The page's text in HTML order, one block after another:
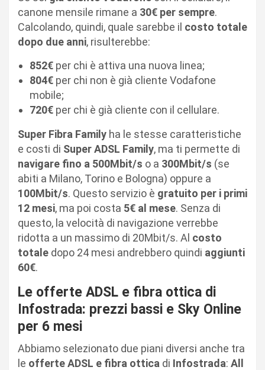
canone mensile rimane a 30€ per sempre.
Calcolando, quindi, quale sarebbe il costo totale
dopo due anni, risulterebbe:
852€ per chi è attiva una nuova linea;
804€ per chi non è già cliente Vodafone
mobile;
720€ per chi è già cliente con il cellulare.
Super Fibra Family ha le stesse caratteristiche
e costi di Super ADSL Family, ma ti permette di
navigare fino a 500Mbit/s o a 300Mbit/s (se
abiti a Milano, Torino e Bologna) oppure a
100Mbit/s. Questo servizio è gratuito per i primi
12 mesi, ma poi costa 5€ al mese. Senza di
questo, la velocità di navigazione verrebbe
ridotta a un massimo di 20Mbit/s. Al costo
totale dopo 24 mesi andrebbero quindi aggiunti
60€.
Le offerte ADSL e fibra ottica di
Infostrada: prezzi bassi e Sky Online
per 6 mesi
Abbiamo selezionato due piani diversi anche tra
le offerte ADSL e fibra ottica di Infostrada: All